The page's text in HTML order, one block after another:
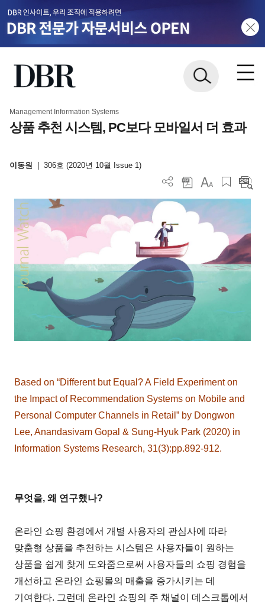
Management Information Systems
상품 추천 시스템, PC보다 모바일서 더 효과
이동원 306호 (2020년 10월 Issue 1)
Based on “Different but Equal? A Field Experiment on
the Impact of Recommendation Systems on Mobile and
Personal Computer Channels in Retail” by Dongwon
Lee, Anandasivam Gopal & Sung-Hyuk Park (2020) in
Information Systems Research, 31(3):pp.892-912.
무엇을, 왜 연구했나?
온라인 쇼핑 환경에서 개별 사용자의 관심사에 따라
맞춤형 상품을 추천하는 시스템은 사용자들이 원하는
상품을 쉽게 찾게 도와줌으로써 사용자들의 쇼핑 경험을
개선하고 온라인 쇼핑몰의 매출을 증가시키는 데
기여한다. 그런데 온라인 쇼핑의 주 채널이 데스크톱에서